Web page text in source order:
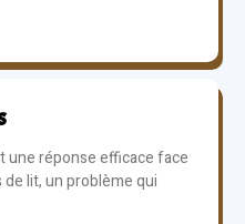
une réponse efficace face
lit, un problème qui